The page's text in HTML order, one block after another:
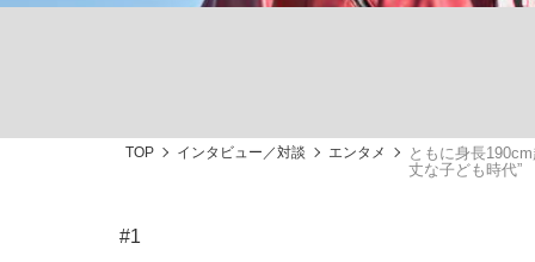
TOP インタビュー／対談 エンタメ
ともに身長
丈な子ども時代”
#1